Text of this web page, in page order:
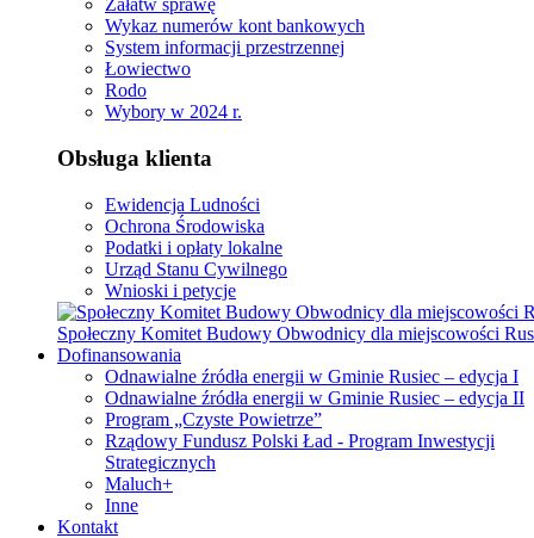
Załatw sprawę
Wykaz numerów kont bankowych
System informacji przestrzennej
Łowiectwo
Rodo
Wybory w 2024 r.
Obsługa klienta
Ewidencja Ludności
Ochrona Środowiska
Podatki i opłaty lokalne
Urząd Stanu Cywilnego
Wnioski i petycje
Społeczny Komitet Budowy Obwodnicy dla miejscowości
Dofinansowania
Odnawialne źródła energii w Gminie Rusiec – edycja I
Odnawialne źródła energii w Gminie Rusiec – edycja II
Program „Czyste Powietrze”
Rządowy Fundusz Polski Ład - Program Inwestycji
Strategicznych
Maluch+
Inne
Kontakt